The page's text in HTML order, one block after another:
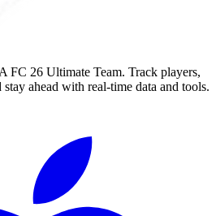
FC 26 Ultimate Team. Track players,
ahead with real-time data and tools.